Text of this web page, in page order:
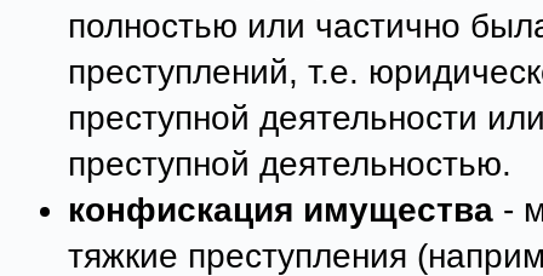
полностью или частично
преступлений, т.е.
преступной деятельности
преступной деятельностью.
конфискация имущества -
тяжкие преступления